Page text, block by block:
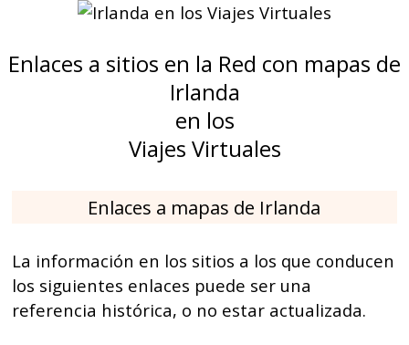
Enlaces a sitios en la Red con mapas de
Irlanda
en los
Viajes Virtuales
Enlaces a mapas de Irlanda
La información en los sitios a los que conducen
los siguientes enlaces puede ser una
referencia histórica, o no estar actualizada.